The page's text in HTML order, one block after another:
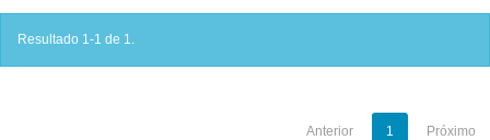
Resultado 1-1 de 1.
Anterior 1 Próximo